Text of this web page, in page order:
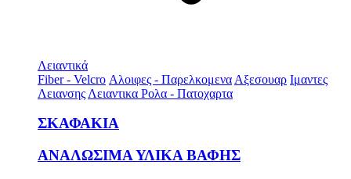
Λειαντικά
Fiber - Velcro Αλοιφες - Παρελκομενα Αξεσουαρ Ιμαντες
Λειανσης Λειαντικα Ρολα - Πατοχαρτα
ΣΚΑΦΑΚΙΑ
ΑΝΑΛΩΣΙΜΑ ΥΛΙΚΑ ΒΑΦΗΣ